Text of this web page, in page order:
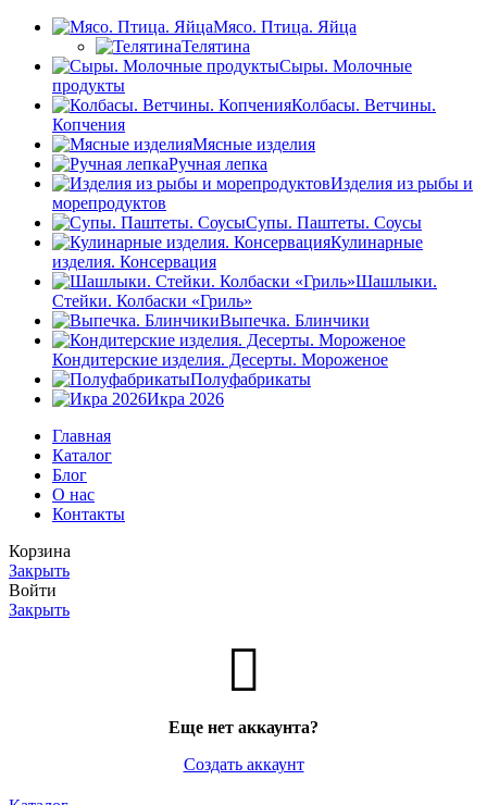
Мясо. Птица. Яйца
Телятина
Сыры. Молочные
продукты
Колбасы. Ветчины.
Копчения
Мясные изделия
Ручная лепка
Изделия из рыбы и
морепродуктов
Супы. Паштеты. Соусы
Кулинарные
изделия. Консервация
Шашлыки.
Стейки. Колбаски «Гриль»
Выпечка. Блинчики
Кондитерские изделия. Десерты. Мороженое
Полуфабрикаты
Икра 2026
Главная
Каталог
Блог
О нас
Контакты
Корзина
Закрыть
Войти
Закрыть
Еще нет аккаунта?
Создать аккаунт